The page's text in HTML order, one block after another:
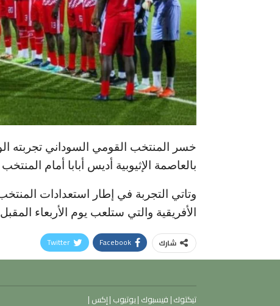
خسر المنتخب القومي السوداني تجربته
بالعاصمة الإثيوبية أديس أبابا أمام
وتاتي التجربة في إطار استعدادات
الأفريقية والتي ستلعب يوم الأربعاء
شارك Facebook
Twitter
تيكتوك| فيسبوك |يوتيوب |إكس |